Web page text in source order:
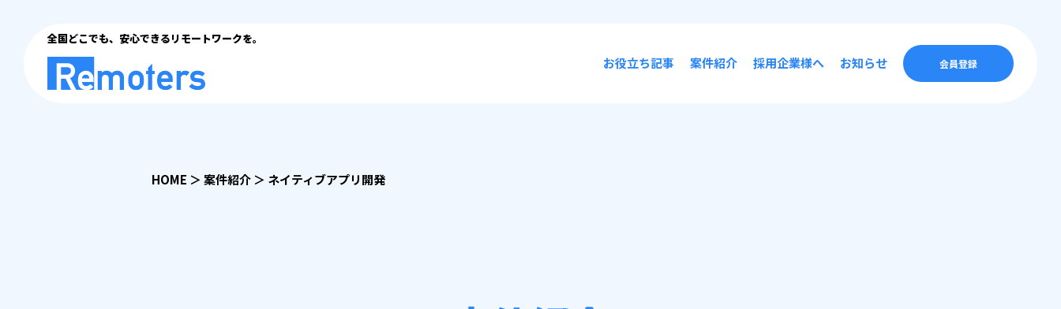
全国どこでも、安心できるリモートワークを。
お役立ち記事 案件紹介 採用企業様へ お知らせ 会員登録
HOME ＞案件紹介＞ ネイティブアプリ開発